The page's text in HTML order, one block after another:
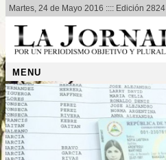
Martes, 24 de Mayo 2016 :::: Edición 2824
MENU